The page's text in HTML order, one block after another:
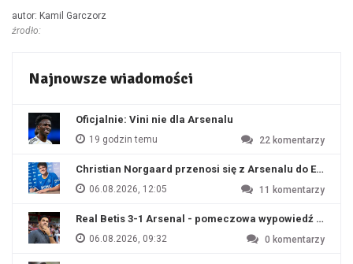
autor: Kamil Garczorz
źrodło:
Najnowsze wiadomości
Oficjalnie: Vini nie dla Arsenalu
19 godzin temu 22 komentarzy
Christian Norgaard przenosi się z Arsenalu do
06.08.2026, 12:05 11 komentarzy
Real Betis 3-1 Arsenal - pomeczowa wypowiedź Artety
06.08.2026, 09:32 0 komentarzy